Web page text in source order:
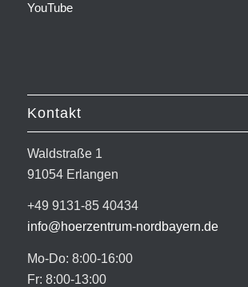
YouTube
Kontakt
Waldstraße 1
91054 Erlangen
+49 9131-85 40434
info@hoerzentrum-nordbayern.de
Mo-Do: 8:00-16:00
Fr: 8:00-13:00